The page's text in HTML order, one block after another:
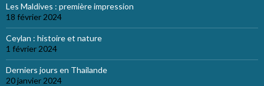
Les Maldives : première impression
18 février 2024
Ceylan : histoire et nature
1 février 2024
Derniers jours en Thailande
20 janvier 2024